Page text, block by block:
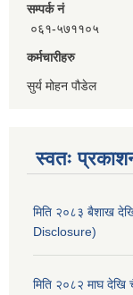
सम्पर्क नं
०६१-५७११०५
कर्मचारीहरु
सुर्य मोहन पौडेल
स्वतः
मिति २०८३ बैशाख
Disclosure)
मिति २०८२ माघ